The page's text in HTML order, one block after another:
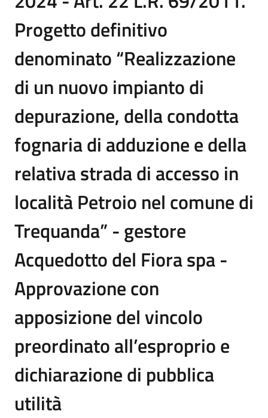
Progetto definitivo
denominato “Realizzazione
di un nuovo impianto di
depurazione, della condotta
fognaria di adduzione e della
relativa strada di accesso in
località Petroio nel comune di
Trequanda” - gestore
Acquedotto del Fiora spa -
Approvazione con
apposizione del vincolo
preordinato all’esproprio e
dichiarazione di pubblica
utilità